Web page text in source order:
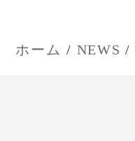
ョ
ホーム NEWS